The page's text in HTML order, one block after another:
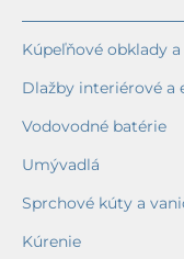
Kúpeľňové obklady
Dlažby interiérové a
Vodovodné batérie
Umývadlá
Sprchové kúty a
Kúrenie